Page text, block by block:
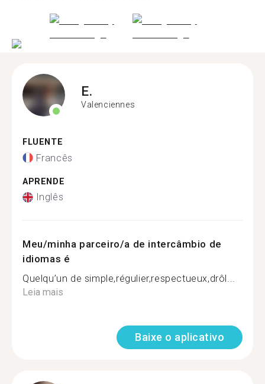
E.
Valenciennes
FLUENTE
Francês
APRENDE
Inglês
Meu/minha parceiro/a de intercâmbio de
idiomas é
Quelqu’un de simple,régulier,respectueux,drôl...
Leia mais
Baixe o aplicativo